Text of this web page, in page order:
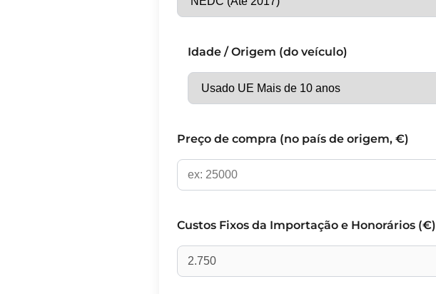
Idade / Origem (do veículo)
Preço de compra (no país de origem, €)
Custos Fixos da Importação e Honorários (€)